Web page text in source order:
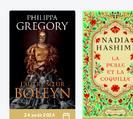
26 août 2026